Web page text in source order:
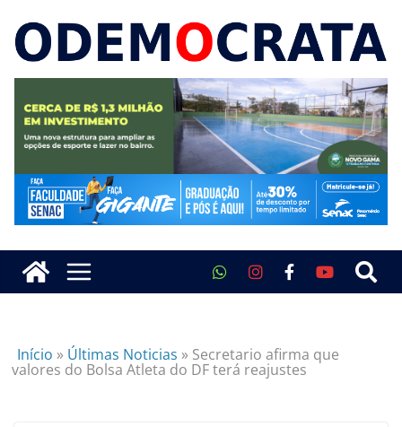
Início » Últimas Noticias » Secretario afirma que
valores do Bolsa Atleta do DF terá reajustes